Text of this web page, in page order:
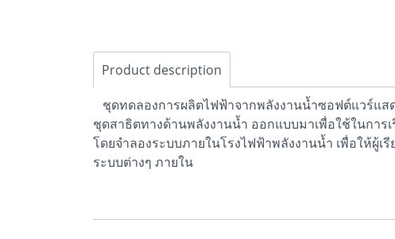
Product description
ชุดทดลองการผลิตไฟฟ้าจากพลังงานน้ำซอฟต์แวร์แส
ชุดสาธิตทางด้านพลังงานน้ำ ออกแบบมาเพื่อใช้ในการ
โดยจำลองระบบภายในโรงไฟฟ้าพลังงานน้ำ เพื่อให้ผู้เ
ระบบต่างๆ ภายใน